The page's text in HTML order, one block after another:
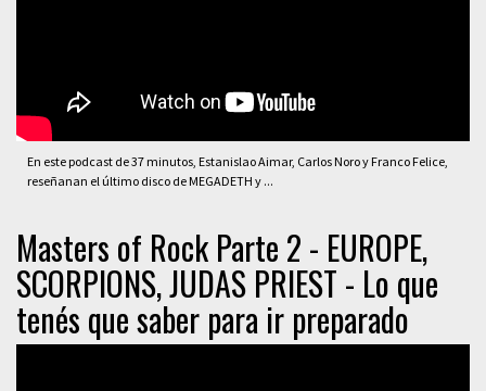
En este podcast de 37 minutos, Estanislao Aimar, Carlos Noro y Franco Felice,
reseñanan el último disco de MEGADETH y ...
Masters of Rock Parte 2 - EUROPE,
SCORPIONS, JUDAS PRIEST - Lo que
tenés que saber para ir preparado